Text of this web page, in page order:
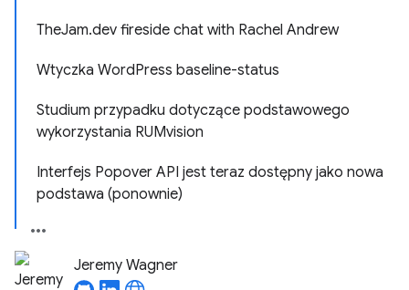
TheJam.dev fireside chat with Rachel Andrew
Wtyczka WordPress baseline-status
Studium przypadku dotyczące podstawowego
wykorzystania RUMvision
Interfejs Popover API jest teraz dostępny jako nowa
podstawa (ponownie)
Jeremy Wagner